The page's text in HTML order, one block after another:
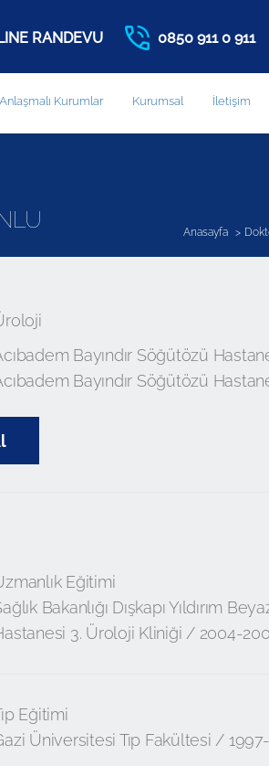
RANDEVU 0850 911 0 911
Anlaşmalı Kurumlar Kurumsal İletişim
Anasayfa
Bayındır Söğütözü
Bayındır Söğütözü
Eğitimi
Bakanlığı Dışkapı Yıldırım
3. Üroloji Kliniği / 2004-
Eğitimi
Üniversitesi Tıp Fakültesi /